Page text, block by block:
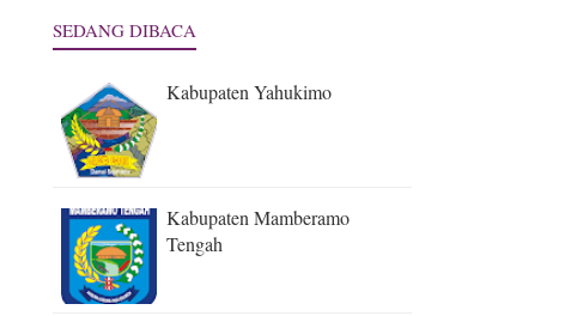
SEDANG DIBACA
Kabupaten Yahukimo
Kabupaten Mamberamo
Tengah